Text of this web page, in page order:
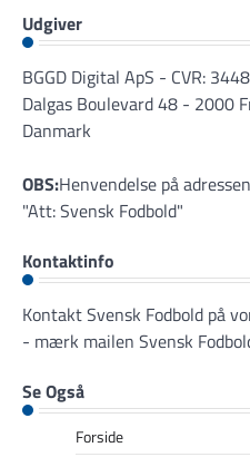
Udgiver
BGGD Digital ApS - CVR:
Dalgas Boulevard 48 - 2000
Danmark
OBS:Henvendelse på
"Att: Svensk Fodbold"
Kontaktinfo
Kontakt Svensk Fodbold på
- mærk mailen Svensk
Se Også
Forside